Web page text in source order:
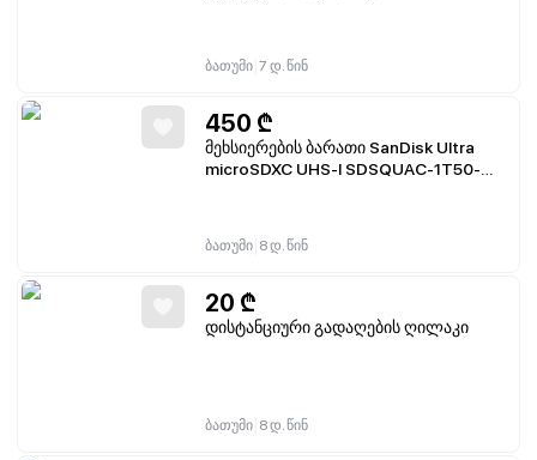
ბათუმი 7 დ. წინ
450 ₾
მეხსიერების ბარათი SanDisk Ultra
microSDXC UHS-I SDSQUAC-1T50-
ბათუმი 8 დ. წინ
20 ₾
დისტანციური გადაღების ღილაკი
ბათუმი 8 დ. წინ